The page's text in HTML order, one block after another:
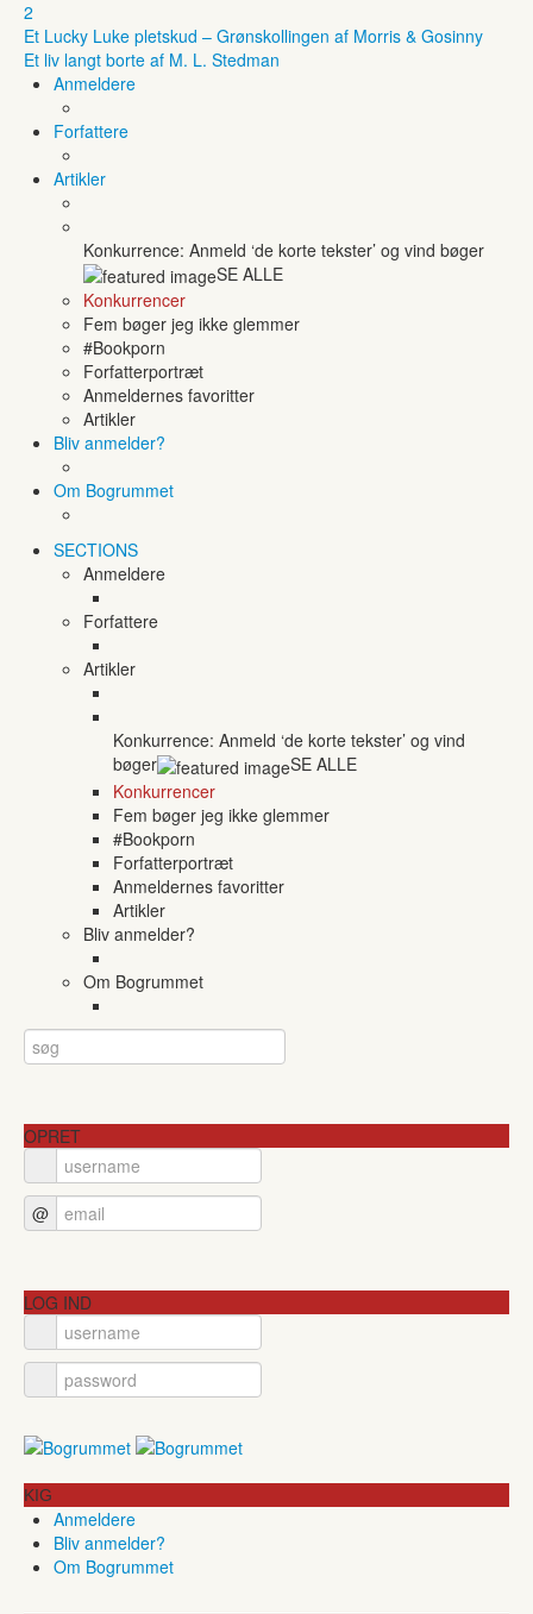
2
Et Lucky Luke pletskud – Grønskollingen af Morris & Gosinny
Et liv langt borte af M. L. Stedman
Anmeldere
Forfattere
Artikler
Konkurrence: Anmeld ‘de korte tekster’ og vind bøger
SE ALLE
Konkurrencer
Fem bøger jeg ikke glemmer
#Bookporn
Forfatterportræt
Anmeldernes favoritter
Artikler
Bliv anmelder?
Om Bogrummet
SECTIONS
Anmeldere
Forfattere
Artikler
Konkurrence: Anmeld ‘de korte tekster’ og vind
bøger
SE ALLE
Konkurrencer
Fem bøger jeg ikke glemmer
#Bookporn
Forfatterportræt
Anmeldernes favoritter
Artikler
Bliv anmelder?
Om Bogrummet
OPRET
@
LOG IND
KIG
Anmeldere
Bliv anmelder?
Om Bogrummet